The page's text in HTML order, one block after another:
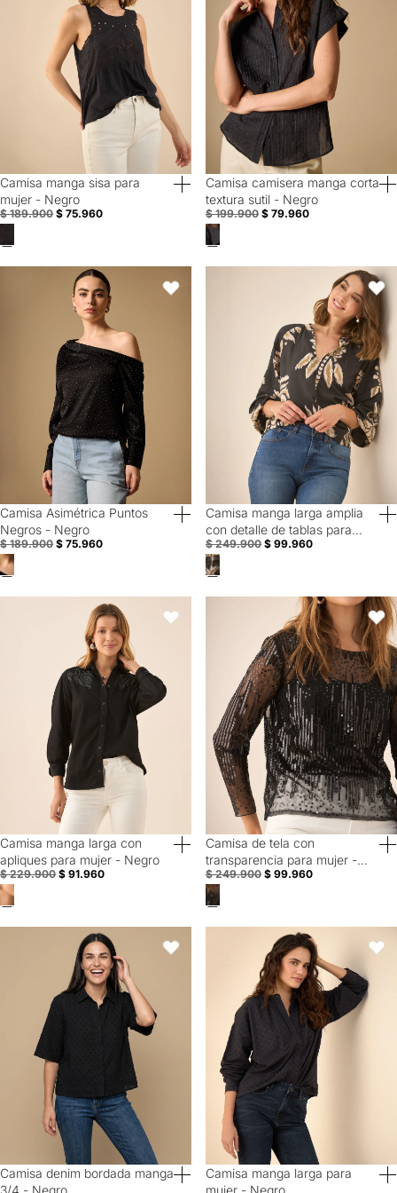
60% Off
Camisa manga sisa para
mujer - Negro
$ 189.900 $ 75.960
60% Off
Camisa camisera manga corta
textura sutil - Negro
$ 199.900 $ 79.960
Camisa Asimétrica Puntos Negros - Negro
60% Off
Camisa Asimétrica Puntos
Negros - Negro
$ 189.900 $ 75.960
Favoritos
Camisa manga larga amplia
60% Off
Camisa manga larga amplia
con detalle de tablas para
mujer - Negro
$ 249.900 $ 99.960
Camisa manga larga con apliques para mujer - Negro
60% Off
Camisa manga larga con
apliques para mujer - Negro
$ 229.900 $ 91.960
Favoritos
Camisa de tela con
60% Off
Camisa de tela con
transparencia para mujer -
Negro
$ 249.900 $ 99.960
Camisa denim bordada manga 3/4 - Negro
60% Off
Camisa denim bordada manga
3/4 - Negro
Favoritos
Camisa manga larga para mujer
Special Prices
Camisa manga larga para
mujer - Negro